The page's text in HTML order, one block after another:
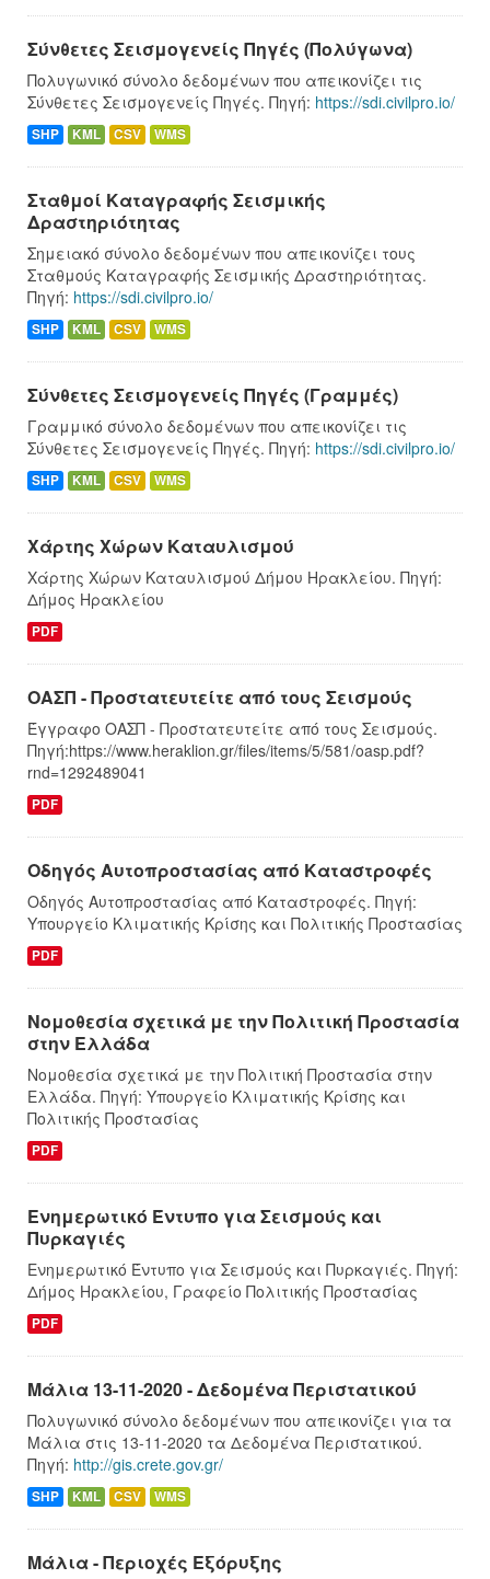
Σύνθετες Σεισμογενείς Πηγές (Πολύγωνα)
Πολυγωνικό σύνολο δεδομένων που απεικονίζει τις
Σύνθετες Σεισμογενείς Πηγές. Πηγή: https://sdi.civilpro.io/
SHP KML CSV WMS
Σταθμοί Καταγραφής Σεισμικής
Δραστηριότητας
Σημειακό σύνολο δεδομένων που απεικονίζει τους
Σταθμούς Καταγραφής Σεισμικής Δραστηριότητας.
Πηγή: https://sdi.civilpro.io/
SHP KML CSV WMS
Σύνθετες Σεισμογενείς Πηγές (Γραμμές)
Γραμμικό σύνολο δεδομένων που απεικονίζει τις
Σύνθετες Σεισμογενείς Πηγές. Πηγή: https://sdi.civilpro.io/
SHP KML CSV WMS
Χάρτης Χώρων Καταυλισμού
Χάρτης Χώρων Καταυλισμού Δήμου Ηρακλείου. Πηγή:
Δήμος Ηρακλείου
PDF
ΟΑΣΠ - Προστατευτείτε από τους Σεισμούς
Έγγραφο ΟΑΣΠ - Προστατευτείτε από τους Σεισμούς.
Πηγή:https://www.heraklion.gr/files/items/5/581/oasp.pdf?
rnd=1292489041
PDF
Οδηγός Αυτοπροστασίας από Καταστροφές
Οδηγός Αυτοπροστασίας από Καταστροφές. Πηγή:
Υπουργείο Κλιματικής Κρίσης και Πολιτικής Προστασίας
PDF
Νομοθεσία σχετικά με την Πολιτική Προστασία
στην Ελλάδα
Νομοθεσία σχετικά με την Πολιτική Προστασία στην
Ελλάδα. Πηγή: Υπουργείο Κλιματικής Κρίσης και
Πολιτικής Προστασίας
PDF
Ενημερωτικό Έντυπο για Σεισμούς και
Πυρκαγιές
Ενημερωτικό Έντυπο για Σεισμούς και Πυρκαγιές. Πηγή:
Δήμος Ηρακλείου, Γραφείο Πολιτικής Προστασίας
PDF
Μάλια 13-11-2020 - Δεδομένα Περιστατικού
Πολυγωνικό σύνολο δεδομένων που απεικονίζει για τα
Μάλια στις 13-11-2020 τα Δεδομένα Περιστατικού.
Πηγή: http://gis.crete.gov.gr/
SHP KML CSV WMS
Μάλια - Περιοχές Εξόρυξης